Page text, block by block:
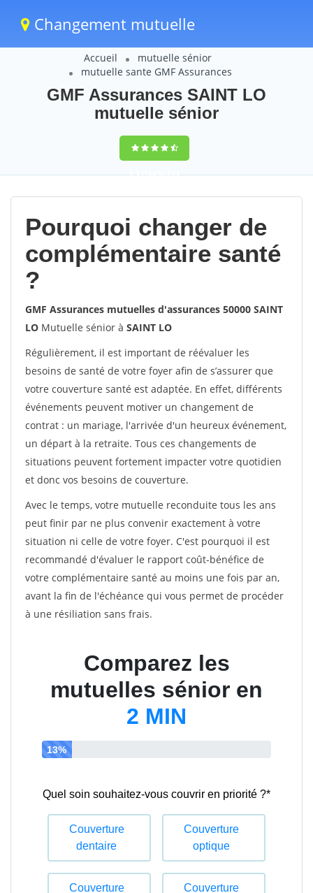
Changement mutuelle
Accueil
mutuelle sénior
mutuelle sante GMF Assurances
GMF Assurances SAINT LO
mutuelle sénior
9,5(100%)214
votes
Pourquoi changer de
complémentaire santé
?
GMF Assurances mutuelles d'assurances 50000 SAINT
LO Mutuelle sénior à SAINT LO
Régulièrement, il est important de réévaluer les
besoins de santé de votre foyer afin de s’assurer que
votre couverture santé est adaptée. En effet, différents
événements peuvent motiver un changement de
contrat : un mariage, l'arrivée d'un heureux événement,
un départ à la retraite. Tous ces changements de
situations peuvent fortement impacter votre quotidien
et donc vos besoins de couverture.
Avec le temps, votre mutuelle reconduite tous les ans
peut finir par ne plus convenir exactement à votre
situation ni celle de votre foyer. C'est pourquoi il est
recommandé d'évaluer le rapport coût-bénéfice de
votre complémentaire santé au moins une fois par an,
avant la fin de l'échéance qui vous permet de procéder
à une résiliation sans frais.